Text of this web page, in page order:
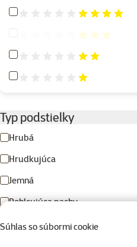
Súhlas so súbormi cookie
Hodnotenie 80%
Hodnotenie 60%
Hodnotenie 40%
Hodnotenie 20%
Typ podstielky
Hrubá
Hrudkujúca
Jemná
Pohlcujúca pachy
Pre biele mačky